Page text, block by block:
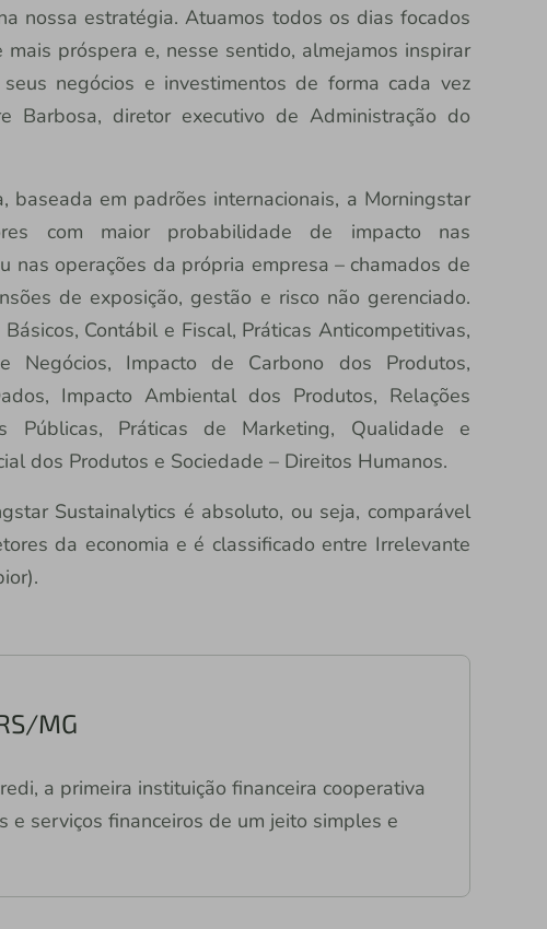
nossa estratégia. Atuamos todos os dias focados
próspera e, nesse sentido, almejamos inspirar
negócios e investimentos de forma cada vez
Barbosa, diretor executivo de Administração do
baseada em padrões internacionais, a Morningstar
com maior probabilidade de impacto nas
nas operações da própria empresa – chamados de
de exposição, gestão e risco não gerenciado.
Contábil e Fiscal, Práticas Anticompetitivas,
Negócios, Impacto de Carbono dos Produtos,
Impacto Ambiental dos Produtos, Relações
Públicas, Práticas de Marketing, Qualidade e
dos Produtos e Sociedade – Direitos Humanos.
Sustainalytics é absoluto, ou seja, comparável
da economia e é classificado entre Irrelevante
MG
a primeira instituição financeira cooperativa
e serviços financeiros de um jeito simples e